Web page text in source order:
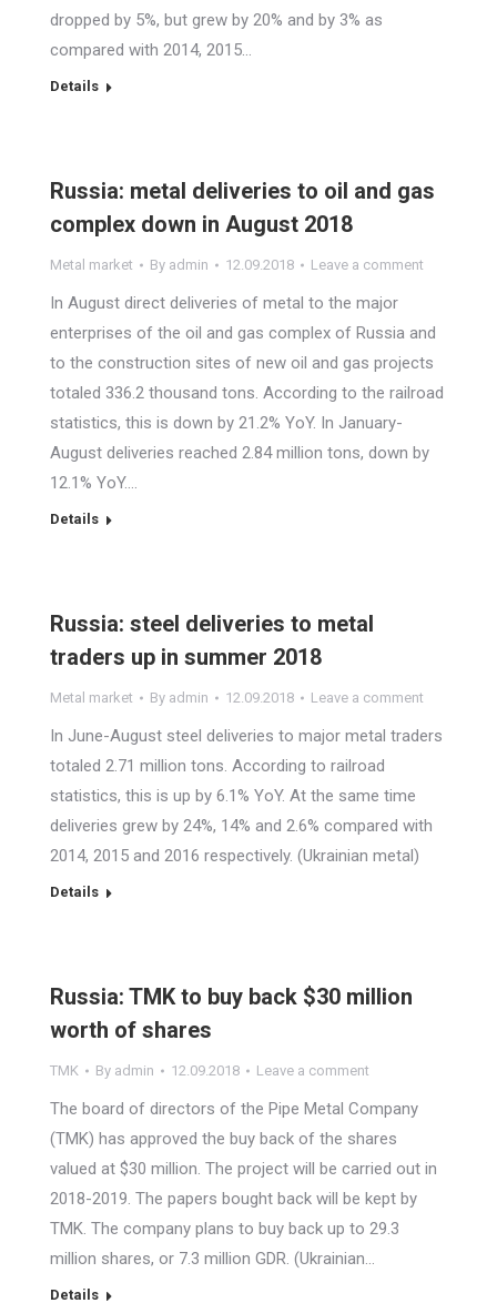
dropped by 5%, but grew by 20% and by 3% as
compared with 2014, 2015…
Details
Russia: metal deliveries to oil and gas
complex down in August 2018
Metal market By admin 12.09.2018 Leave a comment
In August direct deliveries of metal to the major
enterprises of the oil and gas complex of Russia and
to the construction sites of new oil and gas projects
totaled 336.2 thousand tons. According to the railroad
statistics, this is down by 21.2% YoY. In January-
August deliveries reached 2.84 million tons, down by
12.1% YoY.…
Details
Russia: steel deliveries to metal
traders up in summer 2018
Metal market By admin 12.09.2018 Leave a comment
In June-August steel deliveries to major metal traders
totaled 2.71 million tons. According to railroad
statistics, this is up by 6.1% YoY. At the same time
deliveries grew by 24%, 14% and 2.6% compared with
2014, 2015 and 2016 respectively. (Ukrainian metal)
Details
Russia: TMK to buy back $30 million
worth of shares
TMK By admin 12.09.2018 Leave a comment
The board of directors of the Pipe Metal Company
(TMK) has approved the buy back of the shares
valued at $30 million. The project will be carried out in
2018-2019. The papers bought back will be kept by
TMK. The company plans to buy back up to 29.3
million shares, or 7.3 million GDR. (Ukrainian…
Details